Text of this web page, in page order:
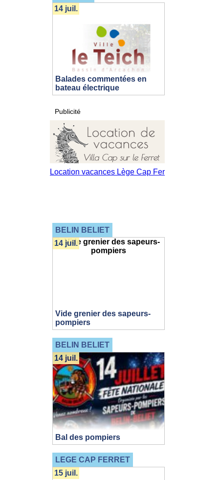
Balades commentées en
bateau électrique
14 juil.
Publicité
BELIN BELIET
Vide grenier des sapeurs-
pompiers
14 juil.
BELIN BELIET
Bal des pompiers
14 juil.
LEGE CAP FERRET
15 juil.